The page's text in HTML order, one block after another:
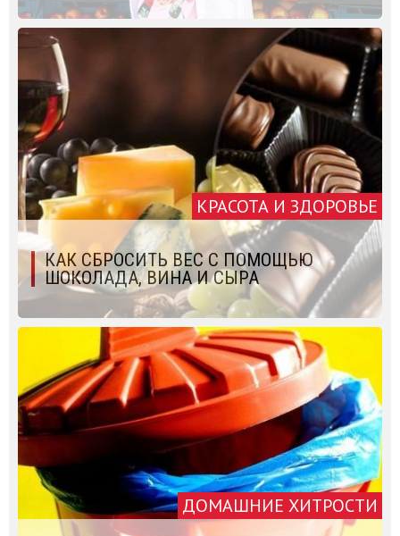
КРАСОТА И ЗДОРОВЬЕ
КАК СБРОСИТЬ ВЕС С ПОМОЩЬЮ
ШОКОЛАДА, ВИНА И СЫРА
ДОМАШНИЕ ХИТРОСТИ